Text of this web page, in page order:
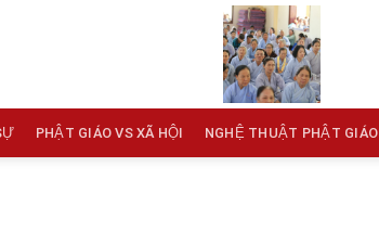
PHẬT GIÁO VS XÃ HỘI NGHỆ THUẬT PHẬT GIÁO